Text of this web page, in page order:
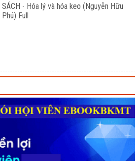
SÁCH - Hóa lý và hóa keo (Nguyễn Hữu
Phú) Full